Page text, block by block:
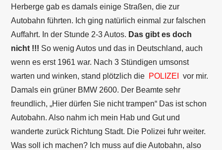
Herberge gab es damals einige Straßen, die zur
Autobahn führten. Ich ging natürlich einmal zur falschen
Auffahrt. In der Stunde 2-3 Autos. Das gibt es doch
nicht !!! So wenig Autos und das in Deutschland, auch
wenn es erst 1961 war. Nach 3 Stündigen umsonst
warten und winken, stand plötzlich die POLIZEIvor mir.
Damals ein grüner BMW 2600. Der Beamte sehr
freundlich, „Hier dürfen Sie nicht trampen“ Das ist schon
Autobahn. Also nahm ich mein Hab und Gut und
wanderte zurück Richtung Stadt. Die Polizei fuhr weiter.
Was soll ich machen? Ich muss auf die Autobahn, also